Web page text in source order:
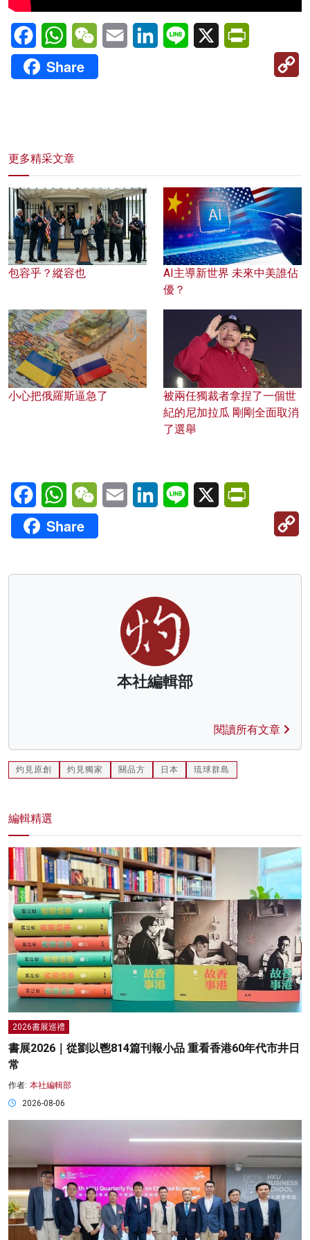
FacebookWhatsAppWeChatEmail LinkedInLine X
Share
更多精采文章
包容乎？縱容也
AI主導新世界 未來中美誰佔
優？
小心把俄羅斯逼急了
被兩任獨裁者拿捏了一個世
紀的尼加拉瓜 剛剛全面取消
了選舉
FacebookWhatsAppWeChatEmail LinkedInLine X
Share
本社編輯部
閱讀所有文章
灼見原創 灼見獨家 關品方 日本 琉球群島
編輯精選
2026書展巡禮
書展2026｜從劉以鬯814篇刊報小品 重看香港60年代市井日
常
作者: 本社編輯部
2026-08-06